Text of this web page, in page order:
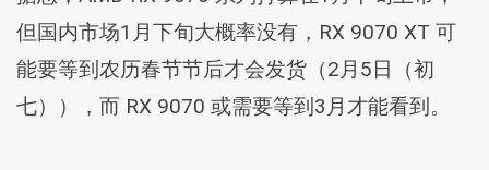
但国内市场1月下旬大概率没有，RX 9070 XT 可
能要等到农历春节节后才会发货（2月5日（初
七）），而 RX 9070 或需要等到3月才能看到。